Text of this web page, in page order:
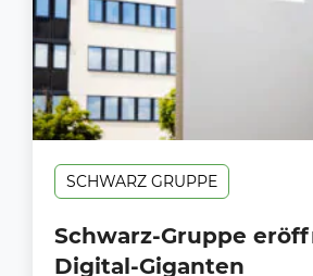
SCHWARZ GRUPPE
Schwarz-Gruppe
Digital-Giganten